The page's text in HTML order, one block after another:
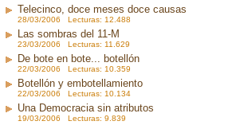
Telecinco, doce meses doce causas
28/03/2006 Lecturas: 12.488
Las sombras del 11-M
23/03/2006 Lecturas: 11.629
De bote en bote... botellón
22/03/2006 Lecturas: 10.359
Botellón y embotellamiento
22/03/2006 Lecturas: 10.134
Una Democracia sin atributos
19/03/2006 Lecturas: 9.839